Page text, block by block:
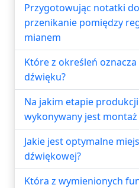
Przygotowując notatki
przenikanie pomiędzy
mianem
Które z określeń
dźwięku?
Na jakim etapie
wykonywany jest
Jakie jest optymalne
dźwiękowej?
Która z wymienionych